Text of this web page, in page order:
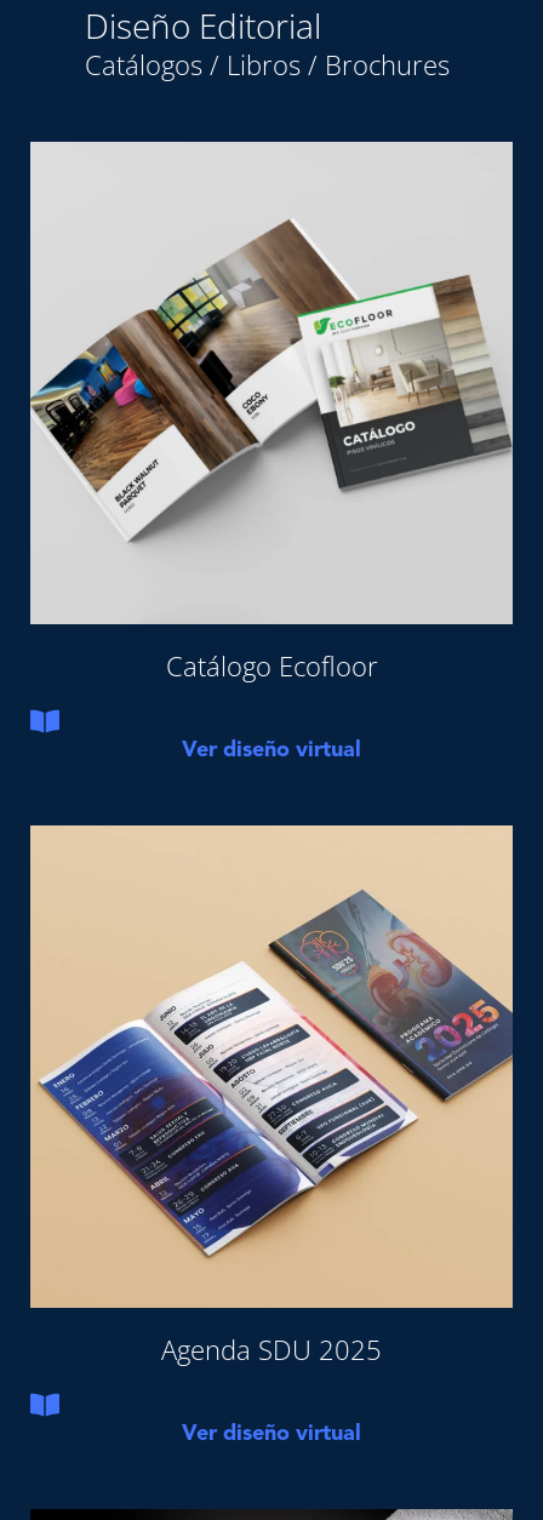
Diseño Editorial
Catálogos / Libros / Brochures
Catálogo Ecofloor
Ver diseño virtual
Agenda SDU 2025
Ver diseño virtual